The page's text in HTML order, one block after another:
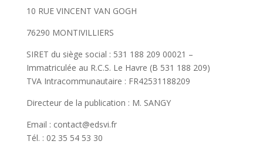
10 RUE VINCENT VAN GOGH
76290 MONTIVILLIERS
SIRET du siège social : 531 188 209 00021 –
Immatriculée au R.C.S. Le Havre (B 531 188 209)
TVA Intracommunautaire : FR42531188209
Directeur de la publication : M. SANGY
Email : contact@edsvi.fr
Tél. : 02 35 54 53 30